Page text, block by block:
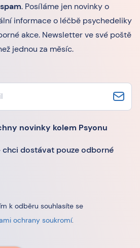
. Posíláme jen novinky o
informace o léčbě psychedeliky
akce. Newsletter ve své poště
jednou za měsíc.
novinky kolem Psyonu
dostávat pouze odborné
k odběru souhlasíte se
ochrany soukromí.